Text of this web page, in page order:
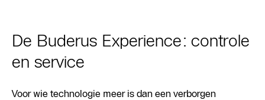
De Buderus Experience: controle
en service
Voor wie technologie meer is dan een verborgen